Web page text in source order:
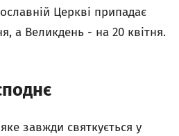
Церкві припадає
а Великдень - на 20 квітня.
завжди святкується у